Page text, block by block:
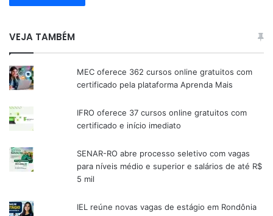
VEJA TAMBÉM
MEC oferece 362 cursos online gratuitos com
certificado pela plataforma Aprenda Mais
IFRO oferece 37 cursos online gratuitos com
certificado e início imediato
SENAR-RO abre processo seletivo com vagas
para níveis médio e superior e salários de até R$
5 mil
IEL reúne novas vagas de estágio em Rondônia